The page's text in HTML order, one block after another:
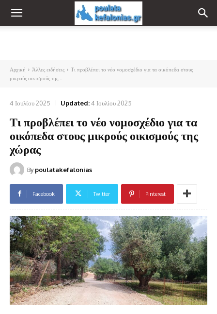
Αρχική Άλλες ειδήσεις
Τι προβλέπει το νέο νομοσχέδιο για τα οικόπεδα στους
μικρούς οικισμούς της...
4 Ιουλίου 2025 Updated:4 Ιουλίου 2025
Τι προβλέπει το νέο νομοσχέδιο για τα
οικόπεδα στους μικρούς οικισμούς της
χώρας
By poulatakefalonias
Facebook Twitter Pinterest